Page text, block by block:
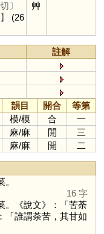
〕
(26
艸
註解
韻目 開合
等第
模/模 合
一
麻/麻 開
三
麻/麻 開 二
16 字
。《說文》：「苦荼
「誰謂荼苦，其甘如